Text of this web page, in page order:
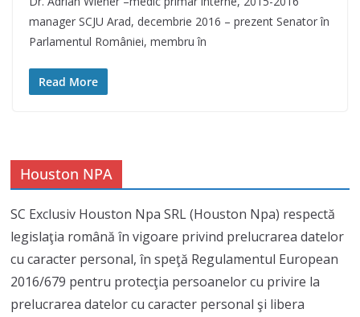
manager SCJU Arad, decembrie 2016 – prezent Senator în
Parlamentul României, membru în
Read More
Houston NPA
SC Exclusiv Houston Npa SRL (Houston Npa) respectă
legislaţia română în vigoare privind prelucrarea datelor
cu caracter personal, în speţă Regulamentul European
2016/679 pentru protecţia persoanelor cu privire la
prelucrarea datelor cu caracter personal şi libera